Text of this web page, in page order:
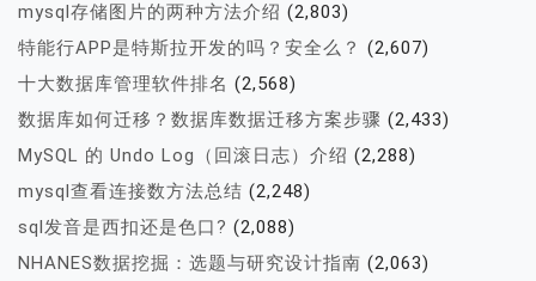
mysql存储图片的两种方法介绍 (2,803)
特能行APP是特斯拉开发的吗？安全么？ (2,607)
十大数据库管理软件排名 (2,568)
数据库如何迁移？数据库数据迁移方案步骤 (2,433)
MySQL 的 Undo Log（回滚日志）介绍 (2,288)
mysql查看连接数方法总结 (2,248)
sql发音是西扣还是色口? (2,088)
NHANES数据挖掘：选题与研究设计指南 (2,063)